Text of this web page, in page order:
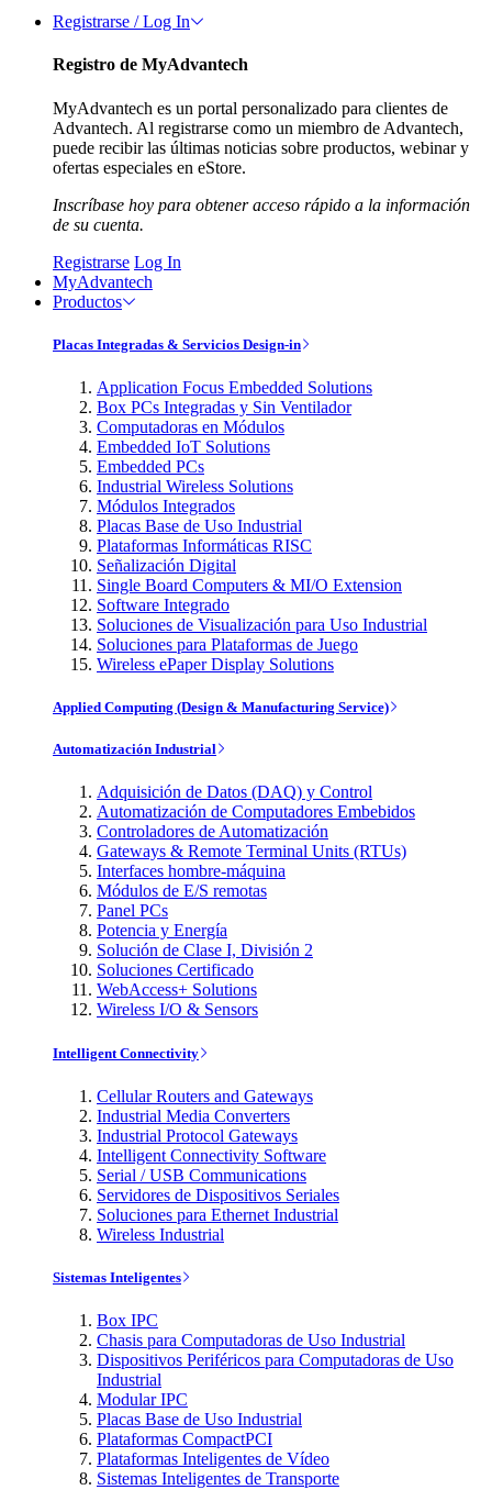
Registrarse / Log In
Registro de MyAdvantech
MyAdvantech es un portal personalizado para clientes de
Advantech. Al registrarse como un miembro de Advantech,
puede recibir las últimas noticias sobre productos, webinar y
ofertas especiales en eStore.
Inscríbase hoy para obtener acceso rápido a la información
de su cuenta.
Registrarse Log In
MyAdvantech
Productos
Placas Integradas & Servicios Design-in
Application Focus Embedded Solutions
Box PCs Integradas y Sin Ventilador
Computadoras en Módulos
Embedded IoT Solutions
Embedded PCs
Industrial Wireless Solutions
Módulos Integrados
Placas Base de Uso Industrial
Plataformas Informáticas RISC
Señalización Digital
Single Board Computers & MI/O Extension
Software Integrado
Soluciones de Visualización para Uso Industrial
Soluciones para Plataformas de Juego
Wireless ePaper Display Solutions
Applied Computing (Design & Manufacturing Service)
Automatización Industrial
Adquisición de Datos (DAQ) y Control
Automatización de Computadores Embebidos
Controladores de Automatización
Gateways & Remote Terminal Units (RTUs)
Interfaces hombre-máquina
Módulos de E/S remotas
Panel PCs
Potencia y Energía
Solución de Clase I, División 2
Soluciones Certificado
WebAccess+ Solutions
Wireless I/O & Sensors
Intelligent Connectivity
Cellular Routers and Gateways
Industrial Media Converters
Industrial Protocol Gateways
Intelligent Connectivity Software
Serial / USB Communications
Servidores de Dispositivos Seriales
Soluciones para Ethernet Industrial
Wireless Industrial
Sistemas Inteligentes
Box IPC
Chasis para Computadoras de Uso Industrial
Dispositivos Periféricos para Computadoras de Uso
Industrial
Modular IPC
Placas Base de Uso Industrial
Plataformas CompactPCI
Plataformas Inteligentes de Vídeo
Sistemas Inteligentes de Transporte